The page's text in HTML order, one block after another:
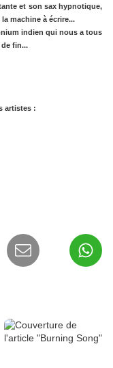
et son sax hypnotique,
machine à écrire...
indien qui nous a tous
de fin...
artistes :